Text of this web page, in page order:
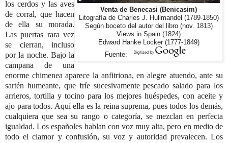
Venta de Benecasi (Benicasim)
Litografía de Charles J. Hullmandel (1789-1850)
Según boceto del autor del libro (nov. 1813)
Views in Spain (1824)
Edward Hanke Locker (1777-1849)
Fuente:
los cerdos y las aves
de corral, que hacen
de ella su morada.
Las puertas rara vez
se cierran, incluso
por la noche. Bajo la
campana de una
enorme chimenea aparece la anfitriona, en alegre atuendo, ante su
sartén humeante, que fríe sucesivamente pescado salado para los
arrieros, tortilla y tocino para los mejores huéspedes, con aceite y
ajo para todos. Aquí ella es la reina suprema, pues todos los demás,
cualquiera que sea su rango o categoría, se mezclan en perfecta
igualdad. Los españoles hablan con voz muy alta, pero en medio de
todo el clamor y confusión, su voz y autoridad prevalecen. Los